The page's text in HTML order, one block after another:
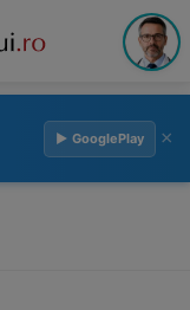
▶ GooglePlay ×